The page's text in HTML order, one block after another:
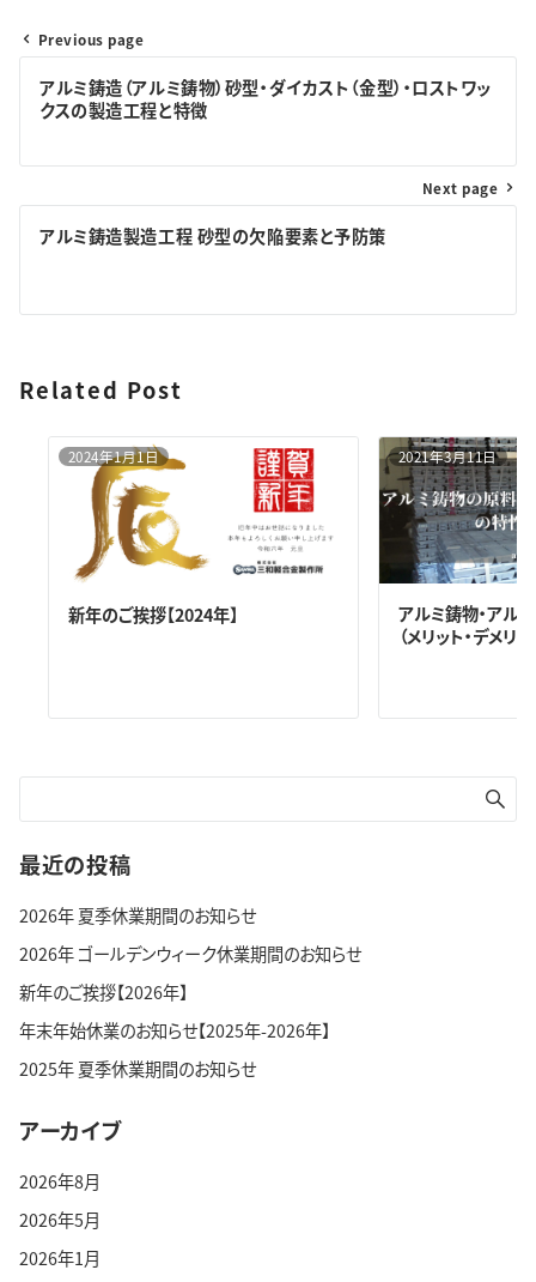
投
稿
ナ
ビ
ゲ
シ
ン
Previous page
アルミ鋳造（アルミ鋳物）砂型・ダイカスト（金型）・ロストワッ
クスの製造工程と特徴
Next page
アルミ鋳造製造工程 砂型の欠陥要素と予防策
Related Post
2024年1月1日
新年のご挨拶【2024年】
2021年3月11日
アルミ鋳物・アル
（メリット・デメリ
最近の投稿
2026年 夏季休業期間のお知らせ
2026年 ゴールデンウィーク休業期間のお知らせ
新年のご挨拶【2026年】
年末年始休業のお知らせ【2025年-2026年】
2025年 夏季休業期間のお知らせ
アーカイブ
2026年8月
2026年5月
2026年1月